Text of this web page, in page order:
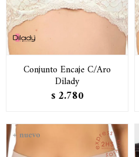
Conjunto Encaje C/Aro
Dilady
$ 2.780